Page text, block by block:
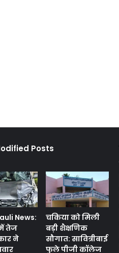
Posts
News:
तेज
ने
चकिया को मिली
बड़ी शैक्षणिक
सौगात: सावित्रीबाई
फुले पीजी कॉलेज